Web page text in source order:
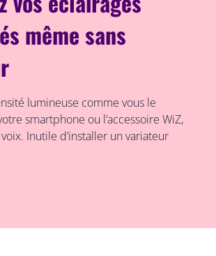
même sans
lumineuse comme vous le
smartphone ou l’accessoire WiZ,
Inutile d’installer un variateur